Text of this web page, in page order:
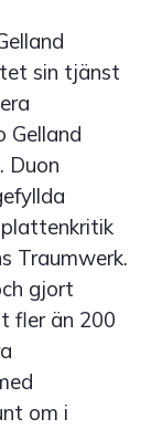
sin tjänst
Gelland
Duon
Traumwerk.
gjort
fler än 200
om i